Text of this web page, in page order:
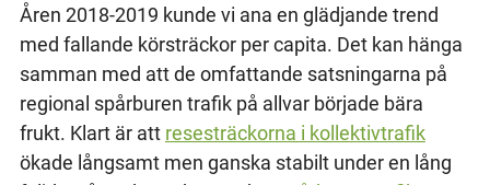
Åren 2018-2019 kunde vi ana en glädjande trend
med fallande körsträckor per capita. Det kan hänga
samman med att de omfattande satsningarna på
regional spårburen trafik på allvar började bära
frukt. Klart är att resesträckorna i kollektivtrafik
ökade långsamt men ganska stabilt under en lång